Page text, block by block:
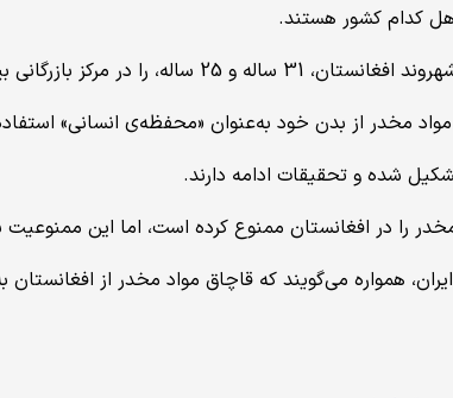
کدام کشور هستند.
تریاک به قیمت 5 هزار دالر بازداشت کردند.
مخدر از بدن خود به‌عنوان «محفظه‌ی انسانی»
شده و تحقیقات ادامه دارند.
را در افغانستان ممنوع کرده است، اما این
همواره می‌گویند که قاچاق مواد مخدر از افغانستان